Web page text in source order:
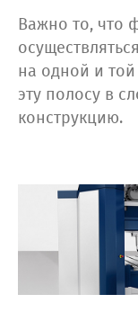
Важно то, что
на одной и
эту полосу в
конструкцию.